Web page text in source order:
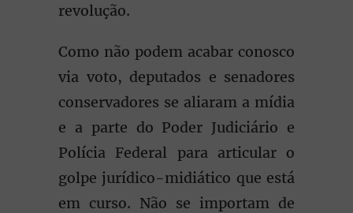
revolução.
Como não podem acabar conosco
via voto, deputados e senadores
conservadores se aliaram a mídia
e a parte do Poder Judiciário e
Polícia Federal para articular o
golpe jurídico-midiático que está
em curso. Não se importam de